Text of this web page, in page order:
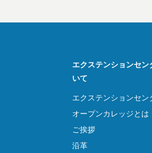
エクステンションセン
いて
エクステンションセン
オープンカレッジとは
ご挨拶
沿革